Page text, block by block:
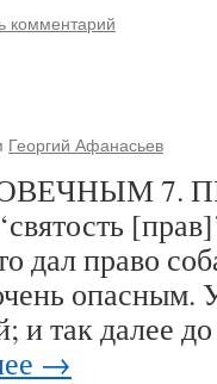
комментарий
Георгий Афанасьев
7.
дал право
опасным.
и так далее
→